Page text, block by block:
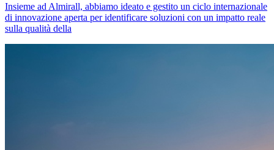
Insieme ad Almirall, abbiamo ideato e gestito un ciclo internazionale
di innovazione aperta per identificare soluzioni con un impatto reale
sulla qualità della